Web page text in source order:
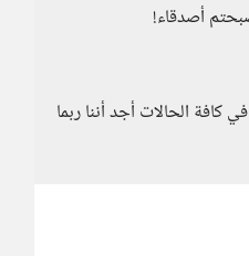
أصدقاء!
كافة الحالات أجد أننا ربما